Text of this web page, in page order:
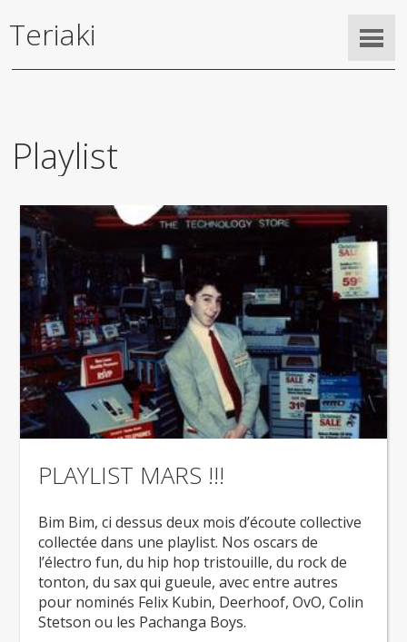
Teriaki
Playlist
PLAYLIST MARS !!!
Bim Bim, ci dessus deux mois d’écoute collective
collectée dans une playlist. Nos oscars de
l’électro fun, du hip hop tristouille, du rock de
tonton, du sax qui gueule, avec entre autres
pour nominés Felix Kubin, Deerhoof, OvO, Colin
Stetson ou les Pachanga Boys.